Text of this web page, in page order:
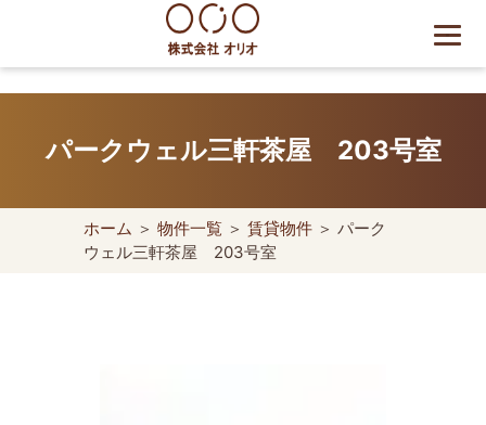
content
世田谷区の相続・空き家・借
却・買取は株式会社Orio
パークウェル三軒茶屋 203号室
ホーム ＞ 物件一覧 ＞ 賃貸物件 ＞ パーク
ウェル三軒茶屋 203号室